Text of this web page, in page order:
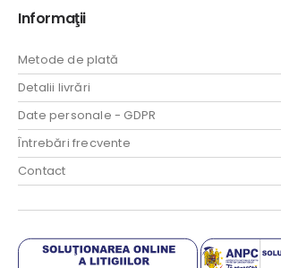
Informaţii
Metode de plată
Detalii livrări
Date personale - GDPR
Întrebări frecvente
Contact